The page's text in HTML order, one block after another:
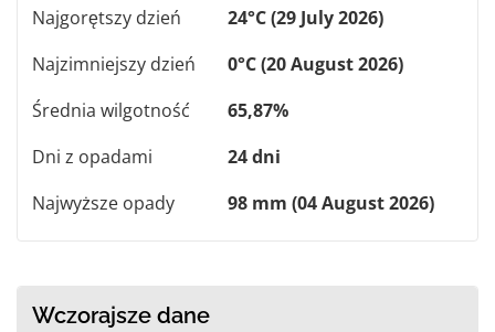
Najgorętszy dzień
24°C (29 July 2026)
Najzimniejszy dzień
0°C (20 August 2026)
Średnia wilgotność
65,87%
Dni z opadami
24 dni
Najwyższe opady
98 mm (04 August 2026)
Wczorajsze dane